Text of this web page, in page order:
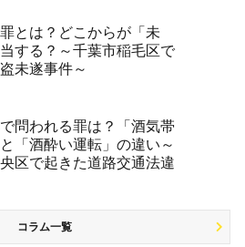
とは？どこからが「未
する？～千葉市稲毛区で
未遂事件～
問われる罪は？「酒気帯
「酒酔い運転」の違い～
区で起きた道路交通法違
コラム一覧